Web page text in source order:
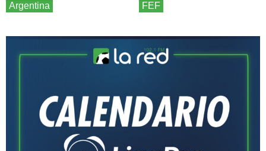
Argentina FEF